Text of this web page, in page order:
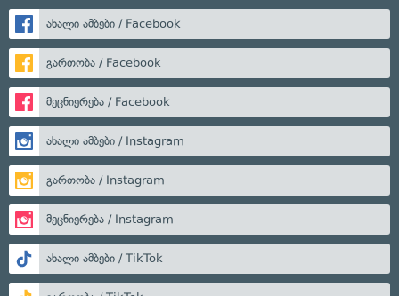
ახალი ამბები / Facebook
გართობა / Facebook
მეცნიერება / Facebook
ახალი ამბები / Instagram
გართობა / Instagram
მეცნიერება / Instagram
ახალი ამბები / TikTok